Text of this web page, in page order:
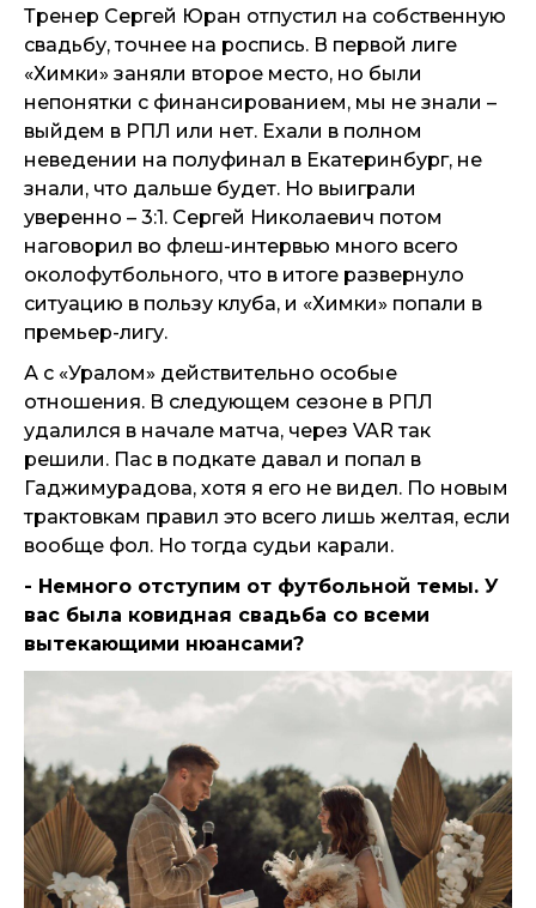
Тренер Сергей Юран отпустил на собственную
свадьбу, точнее на роспись. В первой лиге
«Химки» заняли второе место, но были
непонятки с финансированием, мы не знали –
выйдем в РПЛ или нет. Ехали в полном
неведении на полуфинал в Екатеринбург, не
знали, что дальше будет. Но выиграли
уверенно – 3:1. Сергей Николаевич потом
наговорил во флеш-интервью много всего
околофутбольного, что в итоге развернуло
ситуацию в пользу клуба, и «Химки» попали в
премьер-лигу.
А с «Уралом» действительно особые
отношения. В следующем сезоне в РПЛ
удалился в начале матча, через VAR так
решили. Пас в подкате давал и попал в
Гаджимурадова, хотя я его не видел. По новым
трактовкам правил это всего лишь желтая, если
вообще фол. Но тогда судьи карали.
- Немного отступим от футбольной темы. У
вас была ковидная свадьба со всеми
вытекающими нюансами?